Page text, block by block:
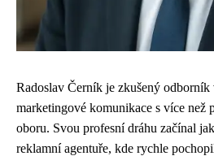
Radoslav Černík je zkušený
marketingové komunikace s více než
oboru. Svou profesní dráhu začínal
reklamní agentuře, kde rychle